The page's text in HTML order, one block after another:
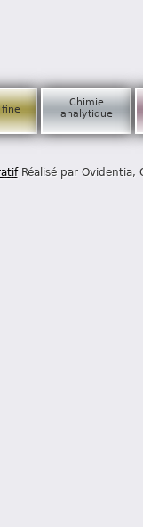
fine
Chimie
analytique
Réalisé par Ovidentia,